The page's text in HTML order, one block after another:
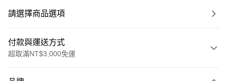
請選擇商品選項
付款與運送方式
超取滿NT$3,000免運